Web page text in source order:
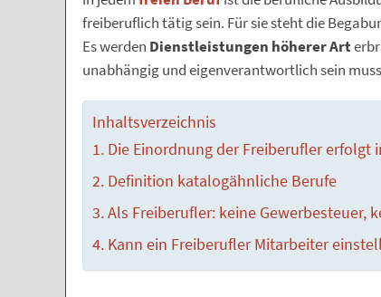
freiberuflich tätig sein. Für sie steht die
Es werden Dienstleistungen höherer Art
unabhängig und eigenverantwortlich sein
Inhaltsverzeichnis
Die Einordnung der Freiberufler erfolgt
Definition katalogähnliche Berufe
Als Freiberufler: keine Gewerbesteuer,
Kann ein Freiberufler Mitarbeiter